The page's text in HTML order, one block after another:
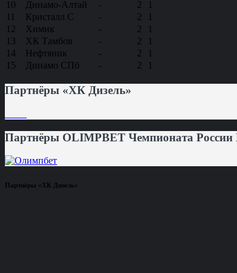
10
Динамо-Алтай - 2
1
11
Кристалл С - 2
1
12
Химик - 2
1
13
ХК Тамбов - 2
1
14
Нефтяник - 2
1
15
Динамо СПб - 2 1
Партнёры «ХК Дизель»
Партнёры OLIMPBET Чемпионата России
Партнёры «ХК Дизель»